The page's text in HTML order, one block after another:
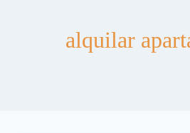
alquilar